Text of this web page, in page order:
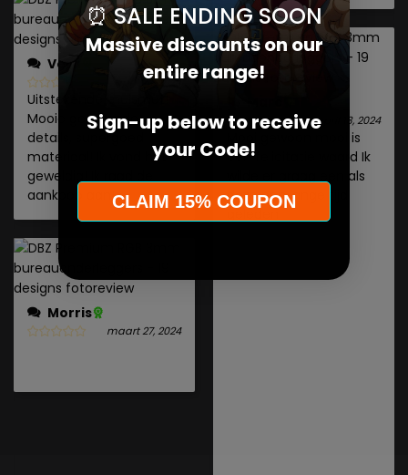
Vera
april 24, 2024
Uitstekende muismat!
Mooie getekende
details, supergoed
materiaal! Ik vond het
geweldig! Ik raad de
aankoop aan!
april 13, 2024
Mooi gewoon mooi is
een felicitatie waard Ik
wilde er graag een als
deze een lange tijd
Morris
maart 27, 2024
⏰ SALE ENDING SOON
Massive discounts on our
entire range!
Sign-up below to receive
your Code!
CLAIM 15% COUPON